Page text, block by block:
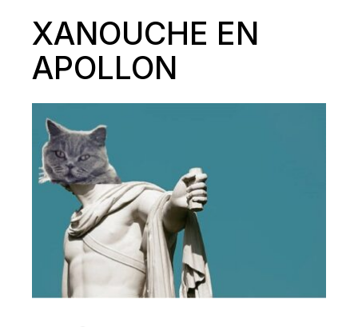
XANOUCHE EN
APOLLON